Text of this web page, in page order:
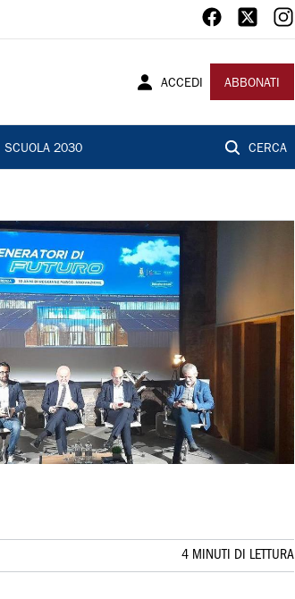
ACCEDI ABBONATI
SCUOLA 2030 CERCA
4 MINUTI DI LETTURA